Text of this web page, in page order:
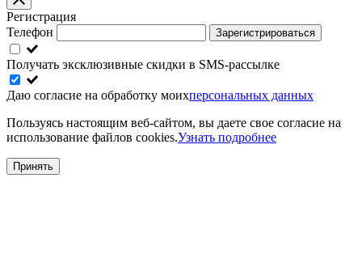
Регистрация
Телефон
Зарегистрироваться
Получать эксклюзивные скидки в SMS-рассылке
Даю согласие на обработку моихперсональных данных
Пользуясь настоящим веб-сайтом, вы даете свое согласие на
использование файлов cookies.Узнать подробнее
Принять